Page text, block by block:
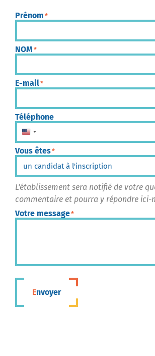
Prénom *
NOM *
E-mail*
Téléphone
États-Unis +1
Vous êtes*
L'établissement sera notifié de votre
commentaire et pourra y répondre ici-
Votre message*
Envoyer